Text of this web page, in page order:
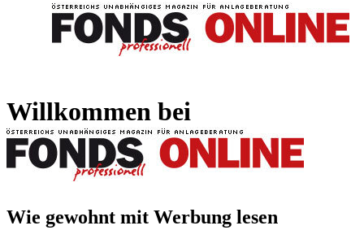
Willkommen bei
Wie gewohnt mit Werbung lesen